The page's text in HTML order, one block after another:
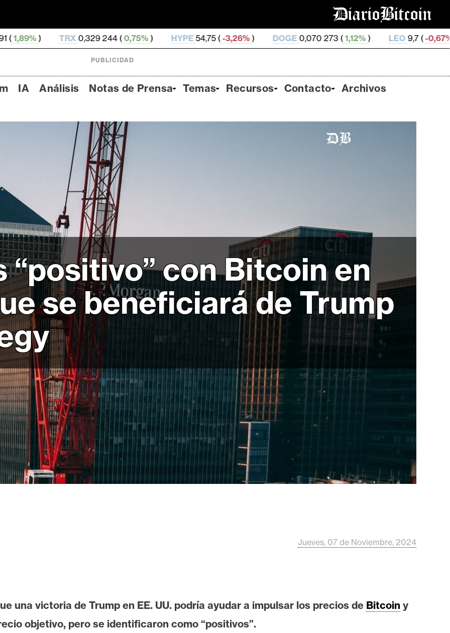
0,329 244 ( 0,75%) HYPE54,75 (-3,26%) DOGE0,070 273 (1,12% ) LEO 9,7 (-0,67% ZEC
PUBLICIDAD
IA Análisis Notas de Prensa Temas Recursos Contacto Archivos
“positivo” con Bitcoin en
se beneficiará de Trump
Jueves, 07 de Noviembre, 2024
una victoria de Trump en EE. UU. podría ayudar a impulsar los precios de Bitcoin y
objetivo, pero se identificaron como “positivos”.